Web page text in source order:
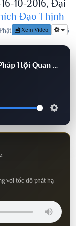
10-2016, Đại
Đạo Thịnh
PhápLượt nghe:573
Xem Video
Vấn Đáp Phật Pháp kỳ 58, Pháp Hội Quan Âm Tam Thời Hệ Niệm -ngay-thu-2-16-10-2016, Đại Đức Thích Đạo Thịnh
với tốc độ phát hạ